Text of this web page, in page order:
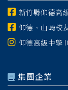
新竹縣仰德高
仰德、山崎校
仰德高級中學
集團企業